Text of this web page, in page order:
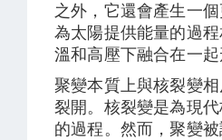
之外，它還會產生一
為太陽提供能量的過
溫和高壓下融合在一起
聚變本質上與核裂變
裂開。核裂變是為現
的過程。然而，聚變